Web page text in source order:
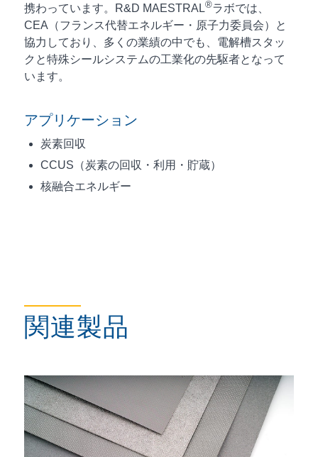
携わっています。R&D MAESTRAL®ラボでは、
CEA（フランス代替エネルギー・原子力委員会）と
協力しており、多くの業績の中でも、電解槽スタッ
クと特殊シールシステムの工業化の先駆者となって
います。
アプリケーション
炭素回収
CCUS（炭素の回収・利用・貯蔵）
核融合エネルギー
関連製品